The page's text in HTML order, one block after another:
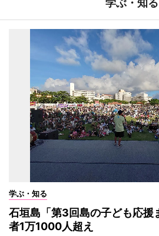
学ぶ・知る
学ぶ・知る
石垣島「第3回島の子ども応
者1万1000人超え